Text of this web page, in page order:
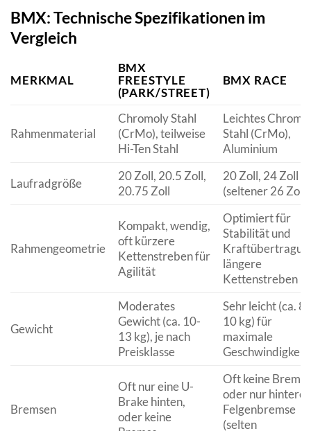
BMX: Technische Spezifikationen im
Vergleich
MERKMAL
BMX
FREESTYLE
(PARK/STREET)
BMX RACE
Rahmenmaterial
Chromoly Stahl
(CrMo), teilweise
Hi-Ten Stahl
Leichtes
Stahl (CrMo),
Aluminium
Laufradgröße
20 Zoll, 20.5 Zoll,
20.75 Zoll
20 Zoll, 24 Zoll
(seltener 26 Zoll)
Rahmengeometrie
Kompakt, wendig,
oft kürzere
Kettenstreben für
Agilität
Optimiert für
Stabilität und
längere
Kettenstreben
Gewicht
Moderates
Gewicht (ca. 10-
13 kg), je nach
Preisklasse
Sehr leicht (ca. 8-
10 kg) für
maximale
Geschwindigkeit
Bremsen
Oft nur eine U-
Brake hinten,
oder keine
Oft keine
oder nur hintere
Felgenbremse
(selten